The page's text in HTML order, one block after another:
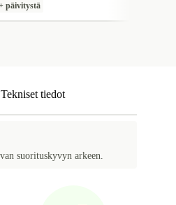
päivitystä
Tekniset tiedot
suorituskyvyn arkeen.